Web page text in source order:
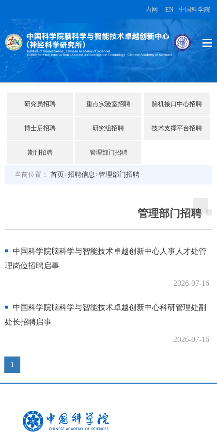
内网 EN 中国科学院
研究员招聘 重点实验室招聘 脑机接口中心招聘
博士后招聘 研究组招聘 技术支撑平台招聘
期刊招聘 管理部门招聘
当前位置： 首页>招聘信息>管理部门招聘
管理部门招聘
中国科学院脑科学与智能技术卓越创新中心人事人才处管
理岗位招聘启事
2026-07-16
中国科学院脑科学与智能技术卓越创新中心科研管理处副
处长招聘启事
2026-07-16
1